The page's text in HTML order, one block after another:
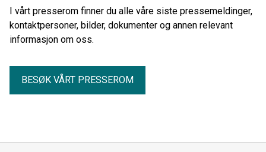
og produkter innen sikkerhet, beredskap, marine
operasjoner og overvåkning til havs.
I vårt presserom finner du alle våre siste pressemeldinger,
kontaktpersoner, bilder, dokumenter og annen relevant
informasjon om oss.
BESØK VÅRT PRESSEROM